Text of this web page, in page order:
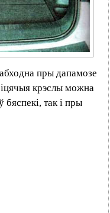
пры дапамозе
крэслы можна
так і пры